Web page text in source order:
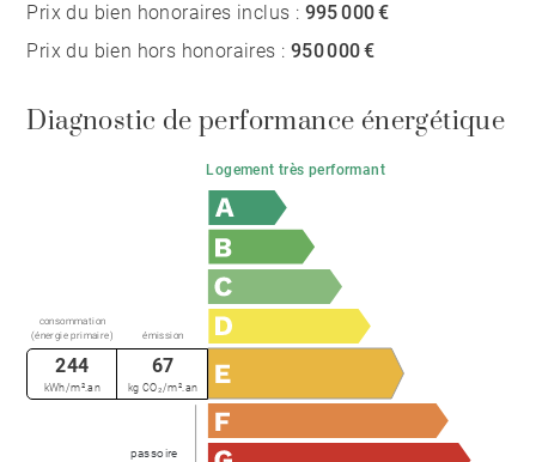
Prix du bien honoraires inclus : 995 000 €
Prix du bien hors honoraires : 950 000 €
Diagnostic de performance énergétique
Logement très performant
passoire
consommation
(énergie primaire)
émission
244
kWh/m².an
67
kg CO₂/m².an